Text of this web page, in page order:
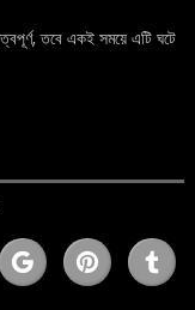
তবে একই সময়ে এটি ঘটে